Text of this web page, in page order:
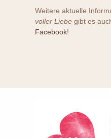
Weitere aktuelle
voller Liebe gibt es
Facebook!